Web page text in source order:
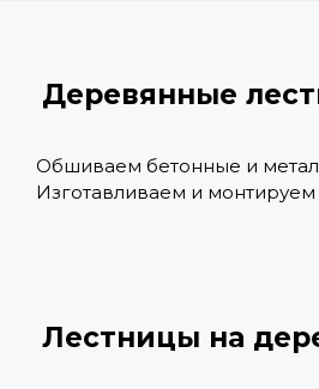
Деревянные
Обшиваем бетонные и
Изготавливаем и
Лестницы на